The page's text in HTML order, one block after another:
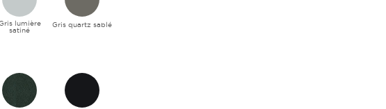
lumière
satiné
Gris quartz sablé